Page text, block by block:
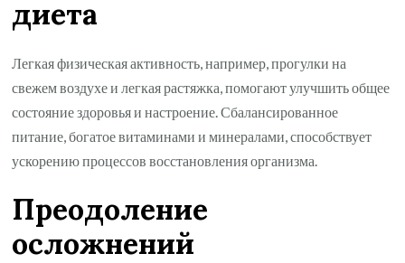
диета
Легкая физическая активность, например, прогулки на
свежем воздухе и легкая растяжка, помогают улучшить общее
состояние здоровья и настроение. Сбалансированное
питание, богатое витаминами и минералами, способствует
ускорению процессов восстановления организма.
Преодоление
осложнений